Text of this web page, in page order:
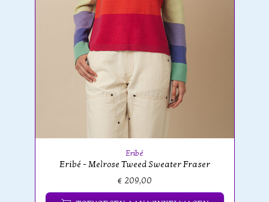
Eribé
Eribé - Melrose Tweed Sweater Fraser
€ 209,00